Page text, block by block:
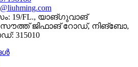
19/FL., യാങ്‌ഗുവാങ്
സൗത്ത് ജിഫാങ് റോഡ്, നിങ്‌ബോ,
315010